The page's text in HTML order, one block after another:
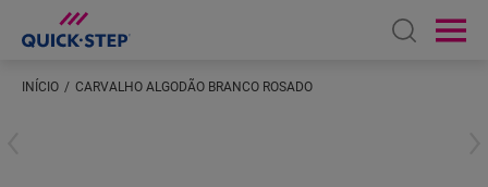
Open
INÍCIO CARVALHO ALGODÃO BRANCO ROSADO